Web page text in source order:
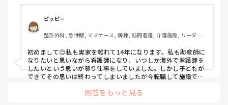
まどうなるのかなと思ってます。元は助産師になりたくて看
護師になりましたが、看護師としてできること・認められる
こと・経験豊富にならないと助産師になっても自分が納得い
かないと思っていて今に至ります。
色々な患者さんを見ていて、高齢だから、若いからとか関係
なく、いつどうなるか分からないということを実感してま
す。だから少しでも家族と過ごす時間を大切にしてもいいの
かなって思ったんです。
ためにしてるって感じで、、、。経験年数だけ増えて、何が
ピッピー
整形外科, 急性期, ママナース, 病棟, 訪問看護, 介護施設, リーダー,
初めまして😊私も実家を離れて14年になります。私も助産師に
なりたいと思いながら看護師になり、いつしか海外で看護師を
したいという思いが募り仕事をしていました。しかし子どもが
できてその思いは終わってしまいましたが今転職して施設で働
そして認知もある方ばかりなので今日1日楽しかったって思え
回答をもっと見る